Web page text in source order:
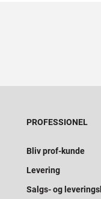
PROFESSIONEL
Bliv prof-kunde
Levering
Salgs- og